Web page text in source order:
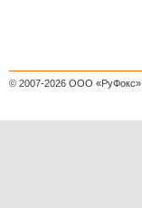
© 2007-2026 ООО «РуФокс»